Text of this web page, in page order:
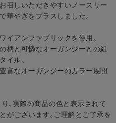
召しいただきやすいノースリー
華やぎをプラスしました。
イアンファブリックを使用。
柄と可憐なオーガンジーとの組
イル。
富なオーガンジーのカラー展開
､実際の商品の色と表示されて
がございます｡ご理解とご了承を